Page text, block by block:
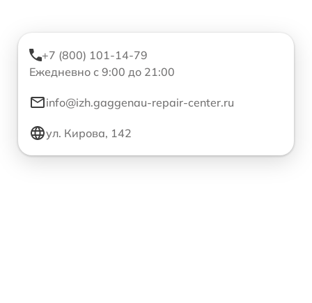
+7 (800) 101-14-79
Ежедневно с 9:00 до 21:00
info@izh.gaggenau-repair-center.ru
ул. Кирова, 142